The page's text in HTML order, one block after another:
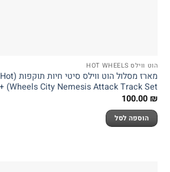
הוט ווילס HOT WHEELS
מארז מסלול הוט ווילס סיטי חיות תוקפות (Hot
Wheels City Nemesis Attack Track Set) + מכונית
100.00 ₪
הוספה לסל